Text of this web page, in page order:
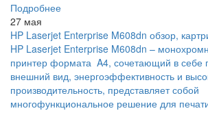
Подробнее
27 мая
HP Laserjet Enterprise M608dn обзор,
HP Laserjet Enterprise M608dn –
принтер формата A4, сочетающий в себе
внешний вид, энергоэффективность и
производительность, представляет собой
многофункциональное решение для